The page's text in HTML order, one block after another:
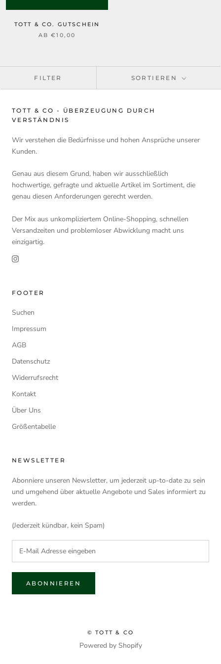
TOTT & CO. GUTSCHEIN
AB€10,00
FILTER SORTIEREN
TOTT & CO - ÜBERZEUGUNG DURCH
VERSTÄNDNIS
Wir verstehen die Bedürfnisse und hohen Ansprüche unserer
Kunden.
Genau aus diesem Grund, haben wir ausschließlich
hochwertige, gefragte und aktuelle Artikel im Sortiment, die
genau diesen Anforderungen gerecht werden.
Der Mix aus unkompliziertem Online-Shopping, schnellen
Versandzeiten und problemloser Abwicklung macht uns
einzigartig.
FOOTER
Suchen
Impressum
AGB
Datenschutz
Widerrufsrecht
Kontakt
Über Uns
Größentabelle
NEWSLETTER
Abonniere unseren Newsletter, um jederzeit up-to-date zu sein
und umgehend über aktuelle Angebote und Sales informiert zu
werden.
(Jederzeit kündbar, kein Spam)
ABONNIEREN
© TOTT & CO
Powered by Shopify